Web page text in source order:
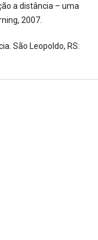
a distância – uma
2007.
São Leopoldo, RS: